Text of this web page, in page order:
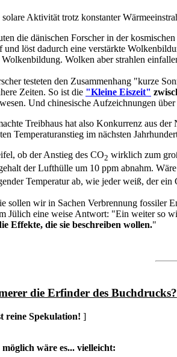
Aktivität trotz konstanter
die dänischen Forscher in der
und löst dadurch eine verstärkte
Wolken aber strahlen
testeten den Zusammenhang "kurze
Zeiten. So ist die "Kleine Eiszeit"
Und chinesische Aufzeichnungen
Treibhaus hat also Konkurrenz aus
Temperaturanstieg im nächsten
ob der Anstieg des CO2 wirklich zum
der Lufthülle um 10 ppm abnahm. Wäre
Temperatur ab, wie jeder weiß, der ein
sollen wir in Sachen Verbrennung fossiler
Jülich eine weise Antwort: "Ein weiter so
Effekte, die sie beschreiben wollen."
die Erfinder des Buchdrucks?
reine Spekulation! ]
wäre es... vielleicht: